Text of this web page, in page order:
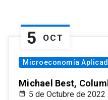
5 OCT
Microeconomía
Michael Best,
5 de Octubre de 2022